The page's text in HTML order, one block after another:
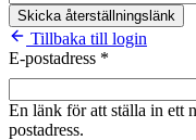
Skicka återställningslänk
Tillbaka till login
E-postadress *
En länk för att ställa in ett
postadress.